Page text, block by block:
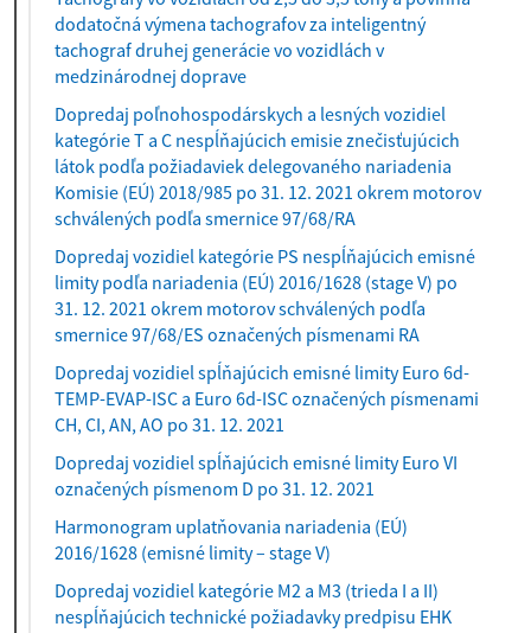
k
t
u
l
n
e
)
dodatočná výmena tachografov za inteligentný
tachograf druhej generácie vo vozidlách v
medzinárodnej doprave
Dopredaj poľnohospodárskych a lesných vozidiel
kategórie T a C nespĺňajúcich emisie znečisťujúcich
látok podľa požiadaviek delegovaného nariadenia
Komisie (EÚ) 2018/985 po 31. 12. 2021 okrem motorov
schválených podľa smernice 97/68/RA
Dopredaj vozidiel kategórie PS nespĺňajúcich emisné
limity podľa nariadenia (EÚ) 2016/1628 (stage V) po
31. 12. 2021 okrem motorov schválených podľa
smernice 97/68/ES označených písmenami RA
Dopredaj vozidiel spĺňajúcich emisné limity Euro 6d-
TEMP-EVAP-ISC a Euro 6d-ISC označených písmenami
CH, CI, AN, AO po 31. 12. 2021
Dopredaj vozidiel spĺňajúcich emisné limity Euro VI
označených písmenom D po 31. 12. 2021
Harmonogram uplatňovania nariadenia (EÚ)
2016/1628 (emisné limity – stage V)
Dopredaj vozidiel kategórie M2 a M3 (trieda I a II)
nespĺňajúcich technické požiadavky predpisu EHK